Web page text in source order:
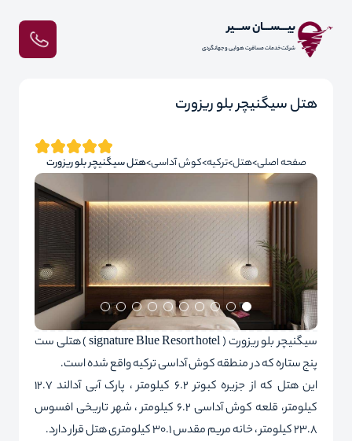
بیـــســـان ســـیر
شرکت خدمات مسافرت هوایی و جهانگردی
هتل سیگنیچر بلو ریزورت
صفحه اصلی هتل ترکیه کوش آداسی هتل سیگنیچر بلو ریزورت
سیگنیچر بلو ریزورت ( signature Blue Resort hotel ) هتلی ست
پنج ستاره که در منطقه کوش آداسی ترکیه واقع شده است.
این هتل که از جزیره کبوتر 6.2 کیلومتر ، پارک آبی آدالند 12.7
کیلومتر، قلعه کوش آداسی 6.2 کیلومتر ، شهر تاریخی افسوس
23.8 کیلومتر ، خانه مریم مقدس 30.1 کیلومتری هتل قرار دارد.